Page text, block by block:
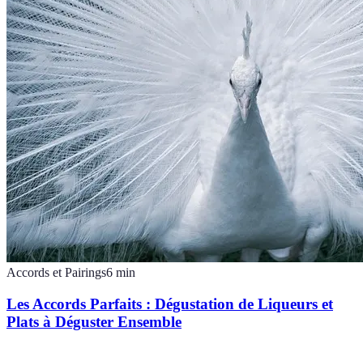
Accords et Pairings6 min
Les Accords Parfaits : Dégustation de Liqueurs et
Plats à Déguster Ensemble